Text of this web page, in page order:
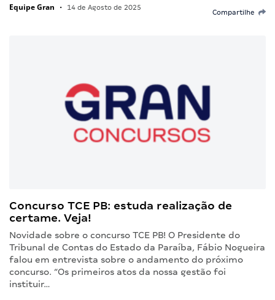
Equipe Gran • 14 de Agosto de 2025
Compartilhe
Concurso TCE PB: estuda realização de
certame. Veja!
Novidade sobre o concurso TCE PB! O Presidente do
Tribunal de Contas do Estado da Paraíba, Fábio Nogueira
falou em entrevista sobre o andamento do próximo
concurso. “Os primeiros atos da nossa gestão foi
instituir…